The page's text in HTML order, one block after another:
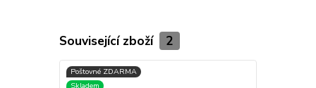
Související zboží 2